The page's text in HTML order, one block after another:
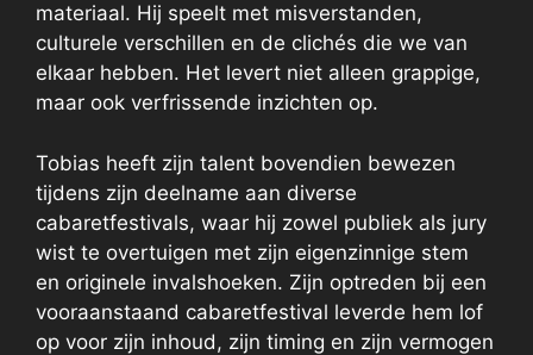
materiaal. Hij speelt met misverstanden,
culturele verschillen en de clichés die we van
elkaar hebben. Het levert niet alleen grappige,
maar ook verfrissende inzichten op.
Tobias heeft zijn talent bovendien bewezen
tijdens zijn deelname aan diverse
cabaretfestivals, waar hij zowel publiek als jury
wist te overtuigen met zijn eigenzinnige stem
en originele invalshoeken. Zijn optreden bij een
vooraanstaand cabaretfestival leverde hem lof
op voor zijn inhoud, zijn timing en zijn vermogen